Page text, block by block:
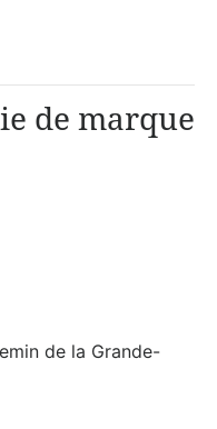
de marque
de la Grande-